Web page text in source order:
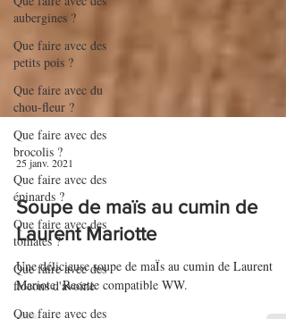
aubergines ?
Que faire avec des
petits pois ?
Que faire avec du
chou-fleur ?
Que faire avec des
brocolis ?
Que faire avec des
épinards ?
Que faire avec des
tomates ?
Que faire avec des
flocons d'avoine
Que faire avec des
25 janv. 2021
Soupe de maïs au cumin de
Laurent Mariotte
Une délicieuse soupe de maÏs au cumin de Laurent